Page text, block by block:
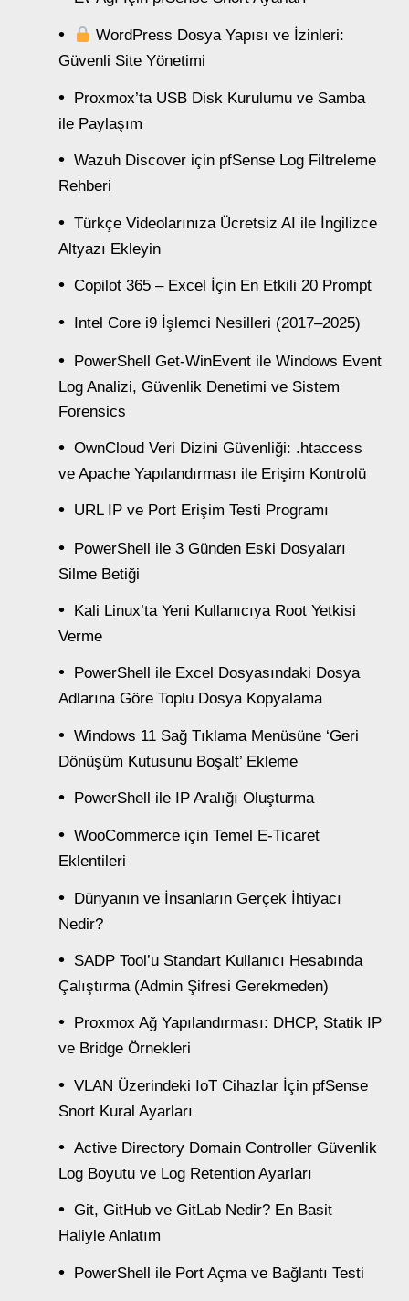
WordPress Dosya Yapısı ve İzinleri:
Güvenli Site Yönetimi
Proxmox’ta USB Disk Kurulumu ve Samba
ile Paylaşım
Wazuh Discover için pfSense Log Filtreleme
Rehberi
Türkçe Videolarınıza Ücretsiz AI ile İngilizce
Altyazı Ekleyin
Copilot 365 – Excel İçin En Etkili 20 Prompt
Intel Core i9 İşlemci Nesilleri (2017–2025)
PowerShell Get-WinEvent ile Windows Event
Log Analizi, Güvenlik Denetimi ve Sistem
Forensics
OwnCloud Veri Dizini Güvenliği: .htaccess
ve Apache Yapılandırması ile Erişim Kontrolü
URL IP ve Port Erişim Testi Programı
PowerShell ile 3 Günden Eski Dosyaları
Silme Betiği
Kali Linux’ta Yeni Kullanıcıya Root Yetkisi
Verme
PowerShell ile Excel Dosyasındaki Dosya
Adlarına Göre Toplu Dosya Kopyalama
Windows 11 Sağ Tıklama Menüsüne ‘Geri
Dönüşüm Kutusunu Boşalt’ Ekleme
PowerShell ile IP Aralığı Oluşturma
WooCommerce için Temel E-Ticaret
Eklentileri
Dünyanın ve İnsanların Gerçek İhtiyacı
Nedir?
SADP Tool’u Standart Kullanıcı Hesabında
Çalıştırma (Admin Şifresi Gerekmeden)
Proxmox Ağ Yapılandırması: DHCP, Statik IP
ve Bridge Örnekleri
VLAN Üzerindeki IoT Cihazlar İçin pfSense
Snort Kural Ayarları
Active Directory Domain Controller Güvenlik
Log Boyutu ve Log Retention Ayarları
Git, GitHub ve GitLab Nedir? En Basit
Haliyle Anlatım
PowerShell ile Port Açma ve Bağlantı Testi